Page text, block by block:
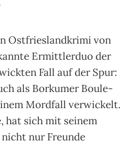
Ostfrieslandkrimi von
Ermittlerduo der
Fall auf der Spur:
als Borkumer Boule-
Mordfall verwickelt.
hat sich mit seinem
nur Freunde